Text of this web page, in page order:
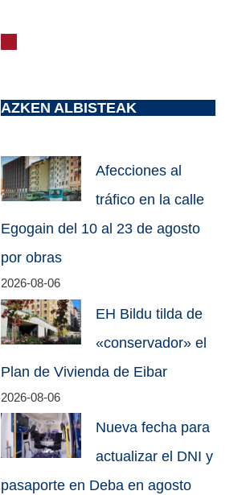
AZKEN ALBISTEAK
Afecciones al
tráfico en la calle
Egogain del 10 al 23 de agosto
por obras
2026-08-06
EH Bildu tilda de
«conservador» el
Plan de Vivienda de Eibar
2026-08-06
Nueva fecha para
actualizar el DNI y
pasaporte en Deba en agosto